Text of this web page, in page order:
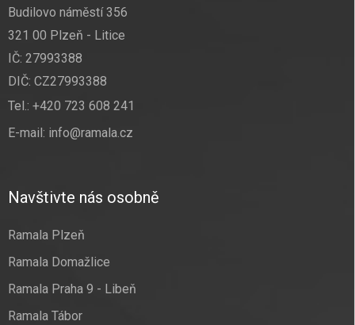
Budilovo náměstí 356
321 00 Plzeň - Litice
IČ: 27993388
DIČ: CZ27993388
Tel.: +420 723 608 241
E-mail: info@ramala.cz
Navštivte nás osobně
Ramala Plzeň
Ramala Domažlice
Ramala Praha 9 - Libeň
Ramala Tábor